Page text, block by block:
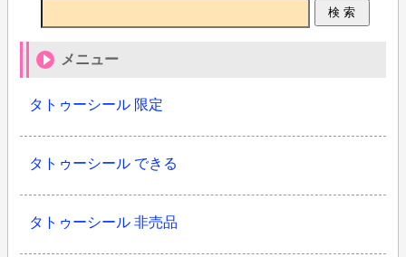
メニュー
タトゥーシール 限定
タトゥーシール できる
タトゥーシール 非売品